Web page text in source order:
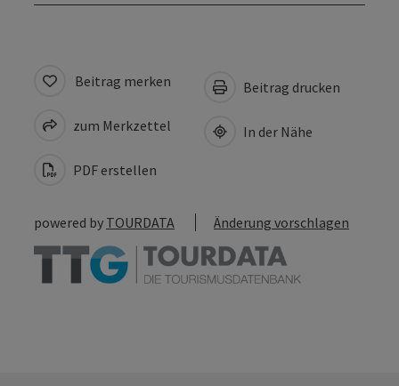
Beitrag merken
zum Merkzettel
PDF erstellen
Beitrag drucken
In der Nähe
powered by TOURDATA Änderung vorschlagen